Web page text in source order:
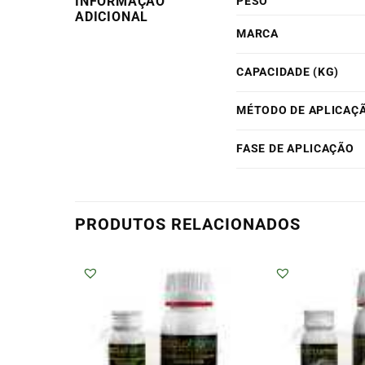
ADICIONAL
MARCA
CAPACIDADE (KG)
MÉTODO DE
FASE DE APLICAÇÃO
PRODUTOS RELACIONADOS